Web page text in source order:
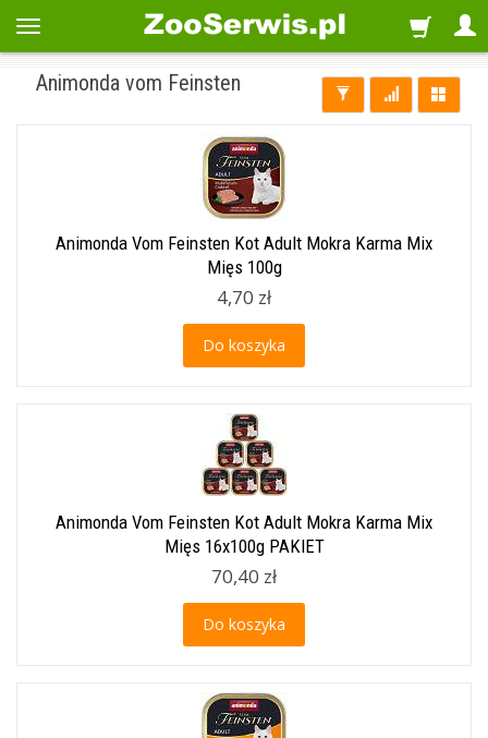
Animonda vom Feinsten
Animonda Vom Feinsten Kot Adult Mokra Karma Mix
Mięs 100g
4,70 zł
Do koszyka
Animonda Vom Feinsten Kot Adult Mokra Karma Mix
Mięs 16x100g PAKIET
70,40 zł
Do koszyka